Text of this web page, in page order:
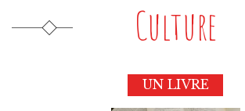
Culture
UN LIVRE